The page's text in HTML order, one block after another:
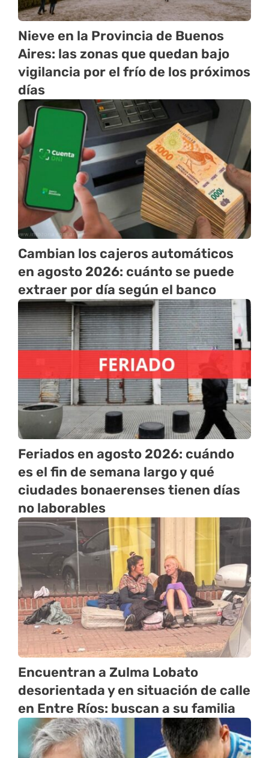
Nieve en la Provincia de Buenos
Aires: las zonas que quedan bajo
vigilancia por el frío de los próximos
días
Cambian los cajeros automáticos
en agosto 2026: cuánto se puede
extraer por día según el banco
Feriados en agosto 2026: cuándo
es el fin de semana largo y qué
ciudades bonaerenses tienen días
no laborables
Encuentran a Zulma Lobato
desorientada y en situación de calle
en Entre Ríos: buscan a su familia